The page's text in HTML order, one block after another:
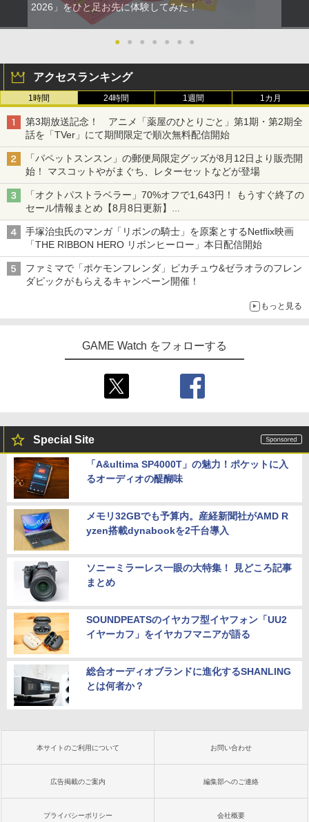
2026」をひと足お先に体験してみた！
● ● ● ● ● ● ●
アクセスランキング
1時間 24時間 1週間 1カ月
第3期放送記念！ アニメ「薬屋のひとりごと」第1期・第2期全
話を「TVer」にて期間限定で順次無料配信開始
「パペットスンスン」の郵便局限定グッズが8月12日より販売開
始！ マスコットやがまぐち、レターセットなどが登場
「オクトパストラベラー」70%オフで1,643円！ もうすぐ終了の
セール情報まとめ【8月8日更新】
ニンテンドーeショップでは「大神 絶景版」が67%オフで990円
手塚治虫氏のマンガ「リボンの騎士」を原案とするNetflix映画
「THE RIBBON HERO リボンヒーロー」本日配信開始
ファミマで「ポケモンフレンダ」ピカチュウ&ゼラオラのフレン
ダピックがもらえるキャンペーン開催！
もっと見る
GAME Watch をフォローする
Special Site
「A&ultima SP4000T」の魅力！ポケットに入
るオーディオの醍醐味
メモリ32GBでも予算内。産経新聞社がAMD R
yzen搭載dynabookを2千台導入
ソニーミラーレス一眼の大特集！ 見どころ記事
まとめ
SOUNDPEATSのイヤカフ型イヤフォン「UU2
イヤーカフ」をイヤカフマニアが語る
総合オーディオブランドに進化するSHANLING
とは何者か？
本サイトのご利用について お問い合わせ
広告掲載のご案内 編集部へのご連絡
プライバシーポリシー 会社概要